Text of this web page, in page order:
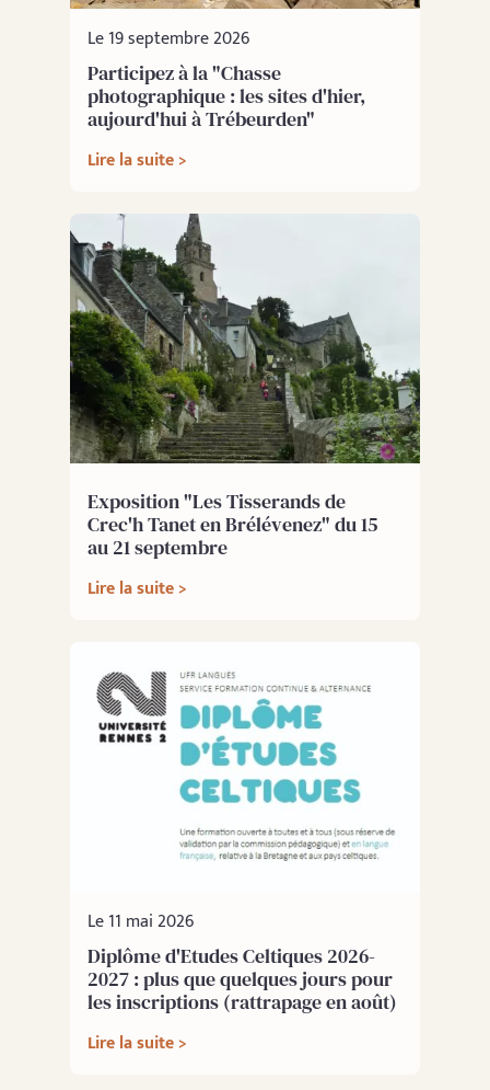
Le 19 septembre 2026
Participez à la "Chasse
photographique : les sites d'hier,
aujourd'hui à Trébeurden"
Lire la suite >
Exposition "Les Tisserands de
Crec'h Tanet en Brélévenez" du 15
au 21 septembre
Lire la suite >
Le 11 mai 2026
Diplôme d'Etudes Celtiques 2026-
2027 : plus que quelques jours pour
les inscriptions (rattrapage en août)
Lire la suite >